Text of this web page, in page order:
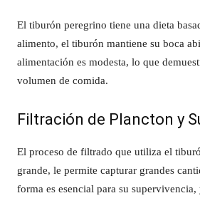
El tiburón peregrino tiene una dieta
alimento, el tiburón mantiene su boca
alimentación es modesta, lo que
volumen de comida.
Filtración de Plancton y
El proceso de filtrado que utiliza el
grande, le permite capturar grandes
forma es esencial para su